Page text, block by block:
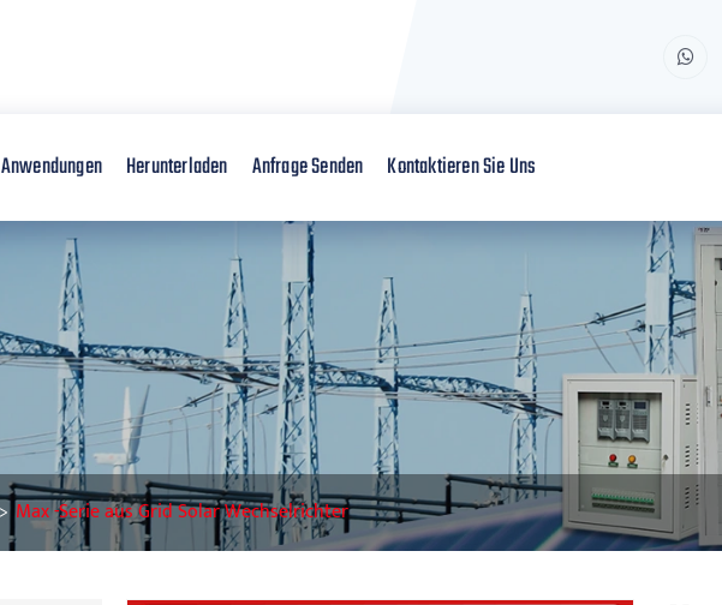
Anwendungen Herunterladen Anfrage Senden Kontaktieren Sie Uns
Max -Serie aus Grid Solar Wechselrichter